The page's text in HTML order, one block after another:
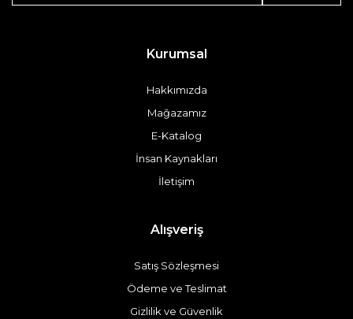
Kurumsal
Hakkımızda
Mağazamız
E-Katalog
İnsan Kaynakları
İletişim
Alışveriş
Satış Sözleşmesi
Ödeme ve Teslimat
Gizlilik ve Güvenlik